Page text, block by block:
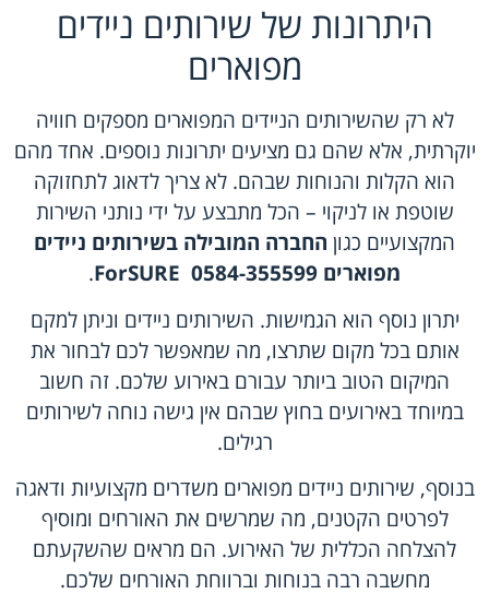
היתרונות של שירותים ניידים
מפוארים
לא רק שהשירותים הניידים המפוארים מספקים חוויה
יוקרתית, אלא שהם גם מציעים יתרונות נוספים. אחד מהם
הוא הקלות והנוחות שבהם. לא צריך לדאוג לתחזוקה
שוטפת או לניקוי – הכל מתבצע על ידי נותני השירות
המקצועיים כגון החברה המובילה בשירותים ניידים
מפוארים 0584-355599
.
יתרון נוסף הוא הגמישות. השירותים ניידים וניתן למקם
אותם בכל מקום שתרצו, מה שמאפשר לכם לבחור את
המיקום הטוב ביותר עבורם באירוע שלכם. זה חשוב
במיוחד באירועים בחוץ שבהם אין גישה נוחה לשירותים
רגילים.
בנוסף, שירותים ניידים מפוארים משדרים מקצועיות ודאגה
לפרטים הקטנים, מה שמרשים את האורחים ומוסיף
להצלחה הכללית של האירוע. הם מראים שהשקעתם
מחשבה רבה בנוחות וברווחת האורחים שלכם.